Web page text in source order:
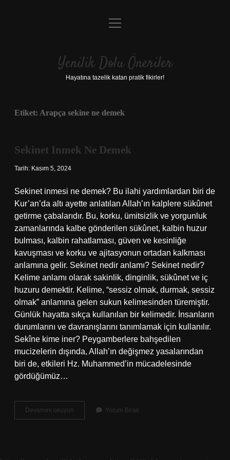
Anasayfa
Yasal Uyarı
menüyü
Yenilik Dolu Öneriler
Hayatına tazelik katan pratik fikirler!
Etiket: Arapça sekine ne demek
Sekinet Inmek Ne Demek
Tarih: Kasım 5, 2024
Sekinet inmesi ne demek? Bu ilahi yardımlardan biri de
Kur’an’da altı ayette anlatılan Allah’ın kalplere sükûnet
getirme çabalarıdır. Bu, korku, ümitsizlik ve yorgunluk
zamanlarında kalbe gönderilen sükûnet, kalbin huzur
bulması, kalbin rahatlaması, güven ve kesinliğe
kavuşması ve korku ve ajitasyonun ortadan kalkması
anlamına gelir. Sekinet nedir anlamı? Sekinet nedir?
Kelime anlamı olarak sakinlik, dinginlik, sükûnet ve iç
huzuru demektir. Kelime, “sessiz olmak, durmak, sessiz
olmak” anlamına gelen sukun kelimesinden türemiştir.
Günlük hayatta sıkça kullanılan bir kelimedir. İnsanların
durumlarını ve davranışlarını tanımlamak için kullanılır.
Sekîne kime iner? Peygamberlere bahşedilen
mucizelerin dışında, Allah’ın değişmez yasalarından
biri de, etkileri Hz. Muhammed’in mücadelesinde
gördüğümüz…
Devamını okuyun
Inmek
Yorum Bırak